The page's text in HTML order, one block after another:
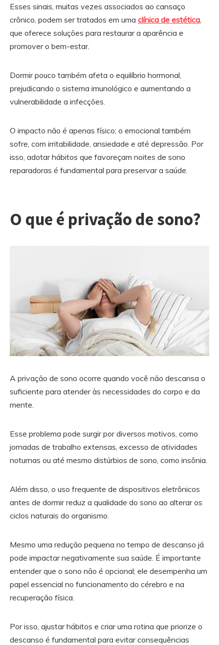
Esses sinais, muitas vezes associados ao cansaço
crônico, podem ser tratados em uma clínica de estética,
que oferece soluções para restaurar a aparência e
promover o bem-estar.
Dormir pouco também afeta o equilíbrio hormonal,
prejudicando o sistema imunológico e aumentando a
vulnerabilidade a infecções.
O impacto não é apenas físico; o emocional também
sofre, com irritabilidade, ansiedade e até depressão. Por
isso, adotar hábitos que favoreçam noites de sono
reparadoras é fundamental para preservar a saúde.
O que é privação de sono?
A privação de sono ocorre quando você não descansa o
suficiente para atender às necessidades do corpo e da
mente.
Esse problema pode surgir por diversos motivos, como
jornadas de trabalho extensas, excesso de atividades
noturnas ou até mesmo distúrbios de sono, como insônia.
Além disso, o uso frequente de dispositivos eletrônicos
antes de dormir reduz a qualidade do sono ao alterar os
ciclos naturais do organismo.
Mesmo uma redução pequena no tempo de descanso já
pode impactar negativamente sua saúde. É importante
entender que o sono não é opcional; ele desempenha um
papel essencial no funcionamento do cérebro e na
recuperação física.
Por isso, ajustar hábitos e criar uma rotina que priorize o
descanso é fundamental para evitar consequências